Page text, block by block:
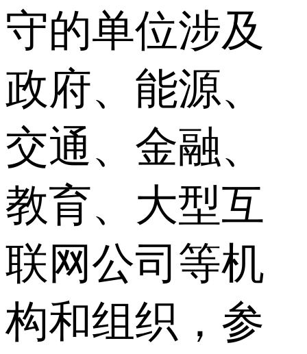
守的单位涉及
政府、能源、
交通、金融、
教育、大型互
联网公司等机
构和组织，参